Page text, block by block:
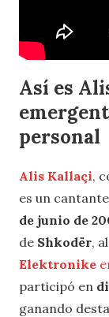
Así es
personal
Alis Kallaçi,
es un
de junio de
de Shkodër,
Elektronike
participó en
ganando